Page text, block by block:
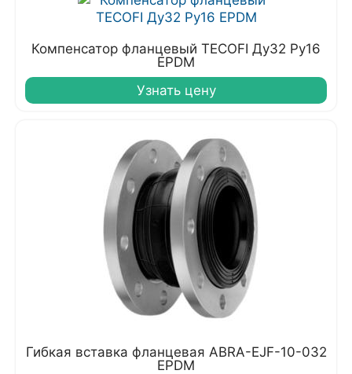
Компенсатор фланцевый TECOFI Ду32 Ру16
EPDM
Узнать цену
Гибкая вставка фланцевая ABRA-EJF-10-032
EPDM